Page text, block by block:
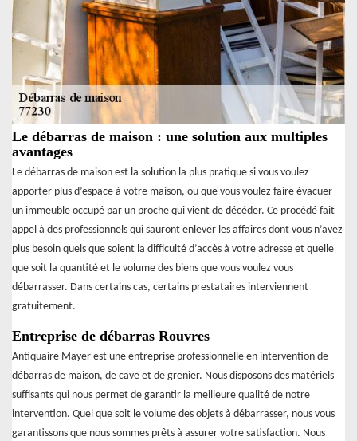
Le débarras de maison : une solution aux multiples
avantages
Le débarras de maison est la solution la plus pratique si vous voulez
apporter plus d’espace à votre maison, ou que vous voulez faire évacuer
un immeuble occupé par un proche qui vient de décéder. Ce procédé fait
appel à des professionnels qui sauront enlever les affaires dont vous n’avez
plus besoin quels que soient la difficulté d’accès à votre adresse et quelle
que soit la quantité et le volume des biens que vous voulez vous
débarrasser. Dans certains cas, certains prestataires interviennent
gratuitement.
Entreprise de débarras Rouvres
Antiquaire Mayer est une entreprise professionnelle en intervention de
débarras de maison, de cave et de grenier. Nous disposons des matériels
suffisants qui nous permet de garantir la meilleure qualité de notre
intervention. Quel que soit le volume des objets à débarrasser, nous vous
garantissons que nous sommes prêts à assurer votre satisfaction. Nous